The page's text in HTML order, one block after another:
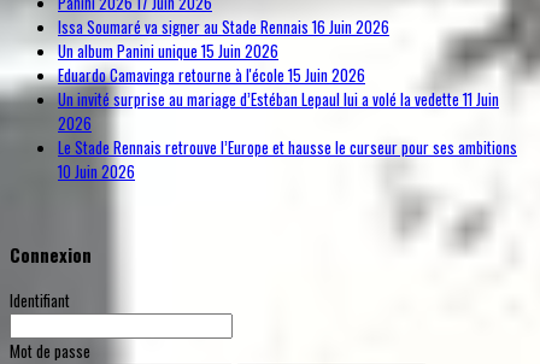
Issa Soumaré va signer au Stade Rennais16 Juin 2026
Un album Panini unique15 Juin 2026
Eduardo Camavinga retourne à l'école 15 Juin 2026
Un invité surprise au mariage d’Estéban Lepaul lui a volé la vedette11 Juin
2026
Le Stade Rennais retrouve l’Europe et hausse le curseur pour ses ambitions
10 Juin 2026
Connexion
Identifiant
Mot de passe